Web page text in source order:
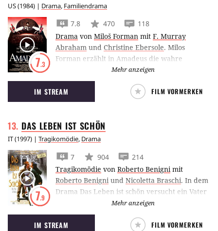
US(1984) | Drama, Familiendrama
7.3
7.8 470
118
Drama von Miloš Forman mit F. Murray
Abraham und Christine Ebersole. Milos
Forman erzählt in Amadeus die wahre
Geschichte des berühmten Komponisten
Wolfgang Amadeus Mozart und dessen
Rivalität mit Antonio Salieri.
Mehr anzeigen
IM STREAM FILM VORMERKEN
DAS LEBEN IST SCHÖN
IT(1997) | Tragikomödie, Drama
7.9
7 904
214
Tragikomödie von Roberto Benignimit
Roberto Benigniund Nicoletta Braschi. In dem
Drama Das Leben ist schön versucht ein Vater
seinem Sohn im Konzentrationslager mit viel
Liebe und Phantasie, die schreckliche
Wahrheit zu versüßen.
Mehr anzeigen
IM STREAM FILM VORMERKEN